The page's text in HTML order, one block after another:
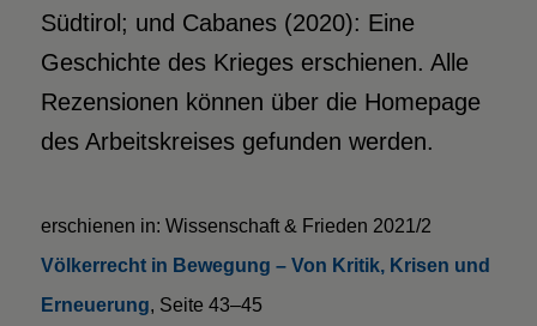
Südtirol; und Cabanes (2020): Eine
Geschichte des Krieges erschienen. Alle
Rezensionen können über die Homepage
des Arbeitskreises gefunden werden.
erschienen in: Wissenschaft & Frieden 2021/2
Völkerrecht in Bewegung – Von Kritik, Krisen und
Erneuerung, Seite 43–45